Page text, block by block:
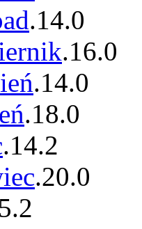
.14.0
.16.0
.14.0
.18.0
.14.2
.20.0
.2